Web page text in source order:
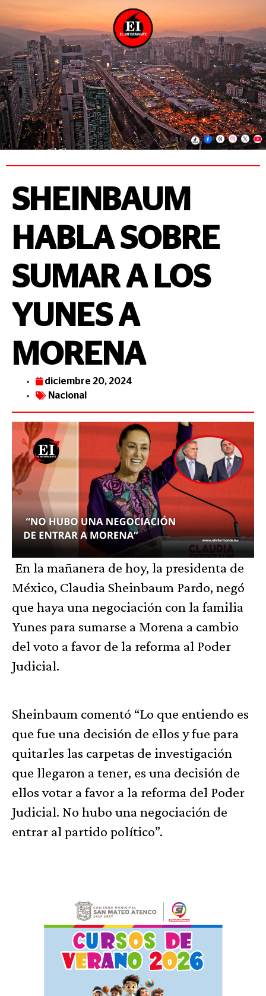
SHEINBAUM
HABLA SOBRE
SUMAR A LOS
YUNES A
MORENA
diciembre 20, 2024
Nacional
En la mañanera de hoy, la presidenta de
México, Claudia Sheinbaum Pardo, negó
que haya una negociación con la familia
Yunes para sumarse a Morena a cambio
del voto a favor de la reforma al Poder
Judicial.
Sheinbaum comentó “Lo que entiendo es
que fue una decisión de ellos y fue para
quitarles las carpetas de investigación
que llegaron a tener, es una decisión de
ellos votar a favor a la reforma del Poder
Judicial. No hubo una negociación de
entrar al partido político”.